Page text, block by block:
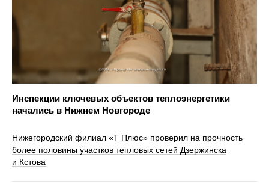
Инспекции ключевых объектов теплоэнергетики
начались в Нижнем Новгороде
Нижегородский филиал «Т Плюс» проверил на прочность
более половины участков тепловых сетей Дзержинска
и Кстова